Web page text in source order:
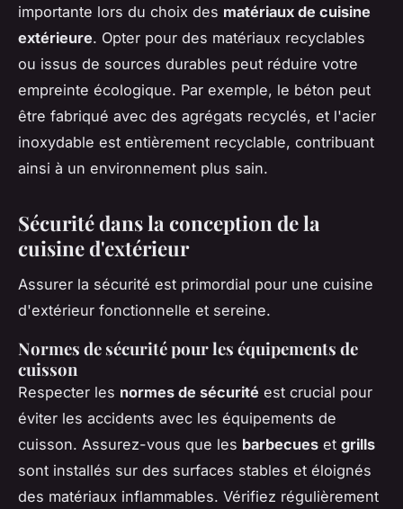
importante lors du choix des matériaux de cuisine
extérieure. Opter pour des matériaux recyclables
ou issus de sources durables peut réduire votre
empreinte écologique. Par exemple, le béton peut
être fabriqué avec des agrégats recyclés, et l'acier
inoxydable est entièrement recyclable, contribuant
ainsi à un environnement plus sain.
Sécurité dans la conception de la
cuisine d'extérieur
Assurer la sécurité est primordial pour une cuisine
d'extérieur fonctionnelle et sereine.
Normes de sécurité pour les équipements de
cuisson
Respecter les normes de sécurité est crucial pour
éviter les accidents avec les équipements de
cuisson. Assurez-vous que les barbecues et grills
sont installés sur des surfaces stables et éloignés
des matériaux inflammables. Vérifiez régulièrement